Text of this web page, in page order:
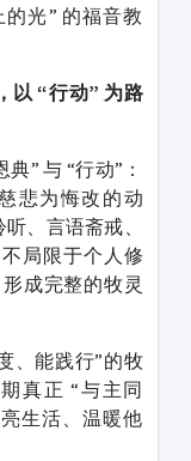
光” 的福音教
以 “行动” 为路
” 与 “行动”：
悲为悔改的动
、言语斋戒、
局限于个人修
成完整的牧灵
、能践行”的牧
真正 “与主同
生活、温暖他